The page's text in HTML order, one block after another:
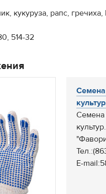
кукуруза, рапс,
514-32
культур.
E-